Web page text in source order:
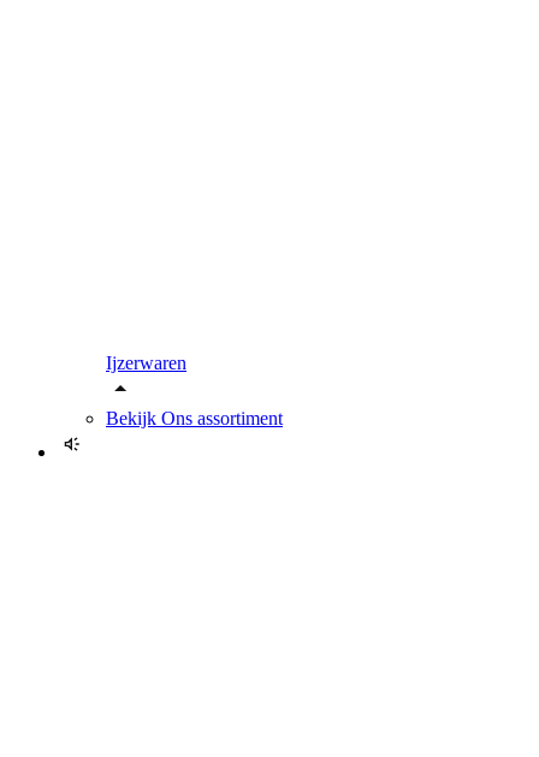
Ijzerwaren
Bekijk Ons assortiment